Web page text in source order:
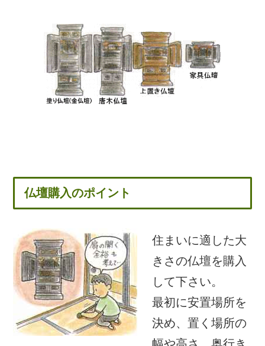
仏壇購入のポイント
住まいに適した大
きさの仏壇を購入
して下さい。
最初に安置場所を
決め、置く場所の